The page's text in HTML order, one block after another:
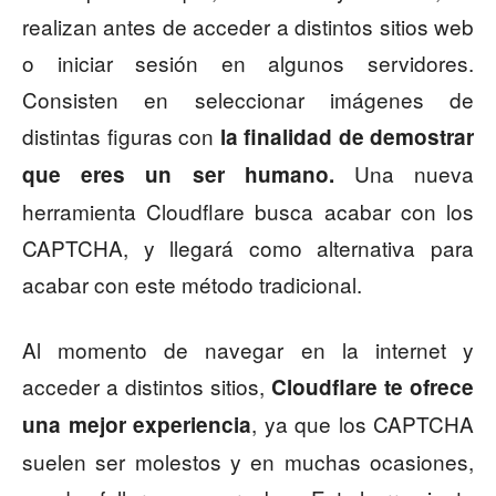
realizan antes de acceder a distintos sitios web
o iniciar sesión en algunos servidores.
Consisten en seleccionar imágenes de
distintas figuras con la finalidad de demostrar
que eres un ser humano. Una nueva
herramienta Cloudflare busca acabar con los
CAPTCHA, y llegará como alternativa para
acabar con este método tradicional.
Al momento de navegar en la internet y
acceder a distintos sitios, Cloudflare te ofrece
una mejor experiencia, ya que los CAPTCHA
suelen ser molestos y en muchas ocasiones,